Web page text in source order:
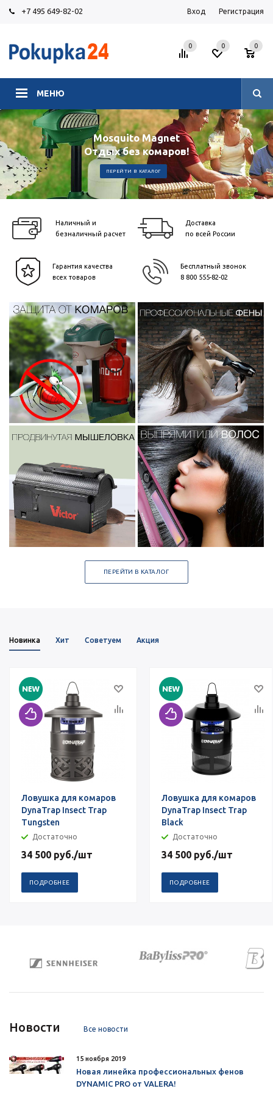
+7 495 649-82-02 Вход Регистрация
МЕНЮ
0 0
0
Mosquito Magnet
Отдых без комаров!
ПЕРЕЙТИ В КАТАЛОГ
Наличный и
безналичный расчет
Доставка
по всей России
Гарантия качества
всех товаров
Бесплатный звонок
8 800 555-82-02
ПЕРЕЙТИ В КАТАЛОГ
Новинка Хит Советуем Акция
Ловушка для комаров
DynaTrap Insect Trap
Tungsten
Достаточно
34 500 руб./шт
ПОДРОБНЕЕ
Ловушка для комаров
DynaTrap Insect Trap
Black
Достаточно
34 500 руб./шт
ПОДРОБНЕЕ
Новости Все новости
15 ноября 2019
Новая линейка профессиональных фенов
DYNAMIC PRO от VALERA!